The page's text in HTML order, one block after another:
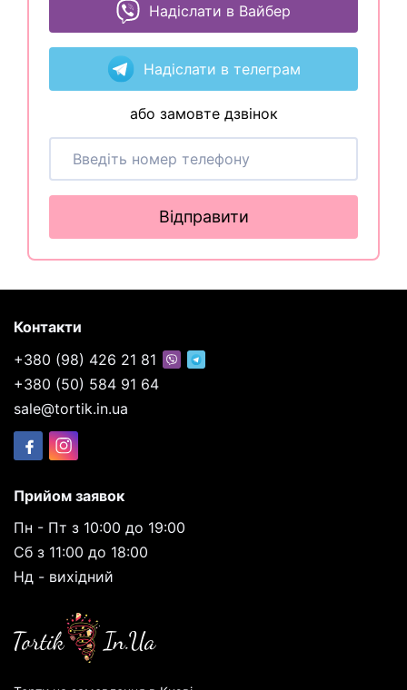
Надіслати в Вайбер
Надіслати в телеграм
або замовте дзвінок
Відправити
Контакти
+380 (98) 426 21 81
+380 (50) 584 91 64
sale@tortik.in.ua
Прийом заявок
Пн - Пт з 10:00 до 19:00
Сб з 11:00 до 18:00
Нд - вихідний